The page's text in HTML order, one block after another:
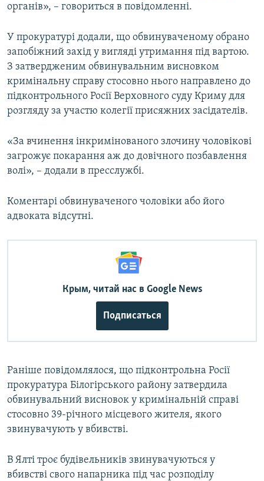
органів», – говориться в повідомленні.
У прокуратурі додали, що обвинуваченому обрано
запобіжний захід у вигляді утримання під вартою.
З затвердженим обвинувальним висновком
кримінальну справу стосовно нього направлено до
підконтрольного Росії Верховного суду Криму для
розгляду за участю колегії присяжних засідателів.
«За вчинення інкримінованого злочину чоловікові
загрожує покарання аж до довічного позбавлення
волі», – додали в пресслужбі.
Коментарі обвинуваченого чоловіки або його
адвоката відсутні.
Крым, читай нас в Google News
Подписаться
Раніше повідомлялося, що підконтрольна Росії
прокуратура Білогірського району затвердила
обвинувальний висновок у кримінальній справі
стосовно 39-річного місцевого жителя, якого
звинувачують у вбивстві.
В Ялті троє будівельників звинувачуються у
вбивстві свого напарника під час розподілу